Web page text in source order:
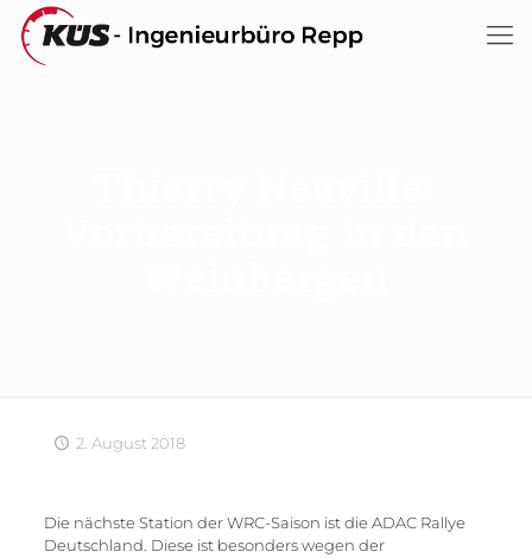
2. August 2018
Die nächste Station der WRC-Saison ist die ADAC Rallye
Deutschland. Diese ist besonders wegen der